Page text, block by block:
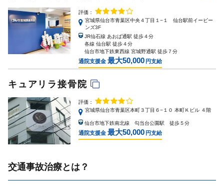
評価：
宮城県仙台市青葉区中央４丁目１−１ 仙台駅前イービー
ンズ3F
JR仙石線 あおば通駅 徒歩４分
各線 仙台駅 徒歩４分
仙台市地下鉄東西線 宮城野通駅 徒歩７分
通院支援金 最大50,000 円支給
キュアリラ接骨院
評価：
宮城県仙台市青葉区本町３丁目６−１０ 本町Ｋビル ４階
仙台市地下鉄南北線 勾当台公園駅 徒歩５分
通院支援金 最大50,000 円支給
交通事故治療とは？